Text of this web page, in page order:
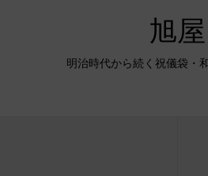
旭屋
明治時代から続く祝儀袋・